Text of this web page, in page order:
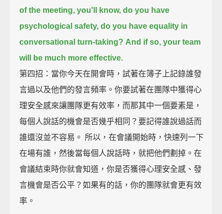
of the meeting, you'll know, do you have
psychological safety, do you have equality in
conversational turn-taking? And if so, your team
will be much more effective.
第四招：當你今天在開會時，試著在簿子上記錄誰發
言過以及他們的發言頻率。你要試著在團隊中獲得心
理安全感來讓團隊更有效率，而那其中一個要素是，
每個人說話的機會是否幾乎相同？要記得誰說過話而
誰還沒並不容易。 所以，在會議開始時，快速列一下
在場有誰，然後當每個人說話時，就把他們劃掉。在
會議結束時你就會知道，你是否獲得心理安全感、發
言機會是否公平？如果有的話，你的團隊就會更有效
率。